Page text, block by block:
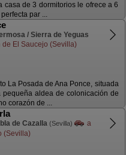
casa de 3 dormitorios le ofrece a 6
par ...
/ Sierra de Yeguas
de El Saucejo (Sevilla)
La Posada de Ana Ponce, situada
pequeña aldea de colonicación de
corazón de ...
de Cazalla (Sevilla)
a
(Sevilla)